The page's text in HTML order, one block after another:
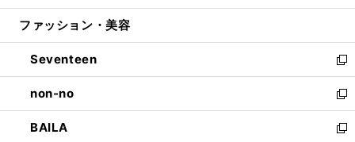
開
ウ
開
く
ン
ウ
で
開
く
ウ
ン
ド
ウ
で
開
く
ファッション・美容
Seventeen
新
し
い
ウ
ィ
non-no
新
し
い
BAILA
新